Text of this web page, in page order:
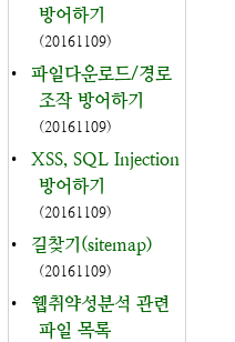
방어하기
(20161109)
•
파일다운로드/경로
조작 방어하기
(20161109)
•
XSS, SQL Injection
방어하기
(20161109)
• 길찾기(sitemap)
(20161109)
•
웹취약성분석 관련
파일 목록